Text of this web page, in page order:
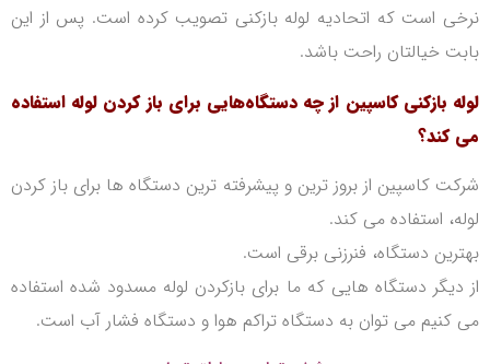
نرخی است که اتحادیه لوله بازکنی تصویب کرده است. پس از این
بابت خیالتان راحت با‌شد.
لوله بازکنی کاسپین از چه دستگاه‌هایی برای باز کردن لوله استفاده
می کند؟
شرکت کاسپین از بروز ترین و پیشرفته ترین دستگاه ها برای باز کردن
لوله، استفاده می کند.
بهترین دستگاه، فنرزنی برقی است.
از دیگر دستگاه هایی که ما برای بازکردن لوله مسدود شده استفاده
می کنیم می توان به دستگاه تراکم هوا و دستگاه فشار آب است.